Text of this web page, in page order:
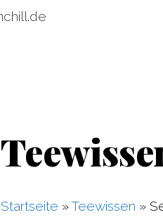
Startseite »Teewissen »